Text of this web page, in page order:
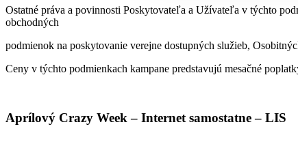
Ostatné práva a povinnosti Poskytovateľa a Užívateľa v týchto
obchodných
podmienok na poskytovanie verejne dostupných služieb,
Ceny v týchto podmienkach kampane predstavujú mesačné
Aprílový Crazy Week – Internet samostatne – LIS